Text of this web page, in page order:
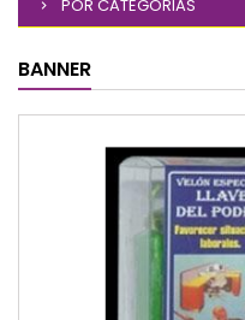
POR CATEGORIAS
BANNER